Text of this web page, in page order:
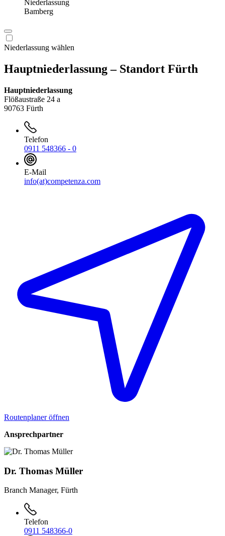
Niederlassung
Bamberg
Niederlassung wählen
Hauptniederlassung – Standort Fürth
Hauptniederlassung
Flößaustraße 24 a
90763 Fürth
Telefon
0911 548366 - 0
E-Mail
info(at)competenza.com
Routenplaner öffnen
Ansprechpartner
Dr. Thomas Müller
Branch Manager, Fürth
Telefon
0911 548366-0